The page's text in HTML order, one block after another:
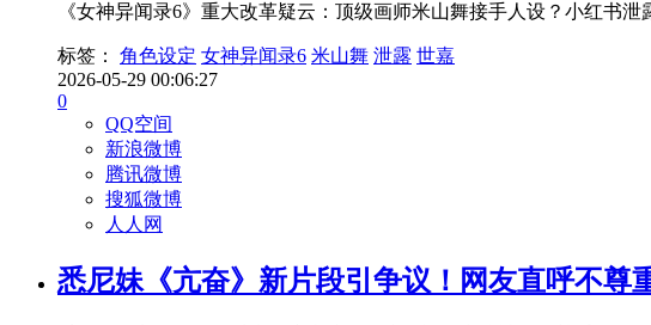
《女神异闻录6》重大改革疑云：顶级画师米山舞接手人设？小红书
标签： 角色设定 女神异闻录6 米山舞 泄露 世嘉
2026-05-29 00:06:27
0
QQ空间
新浪微博
腾讯微博
搜狐微博
人人网
悉尼妹《亢奋》新片段引争议！网友直呼不尊